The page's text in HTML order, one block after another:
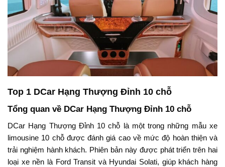
Top 1 DCar Hạng Thượng Đỉnh 10 chỗ
Tổng quan về DCar Hạng Thượng Đỉnh 10 chỗ
DCar Hạng Thượng Đỉnh 10 chỗ là một trong những mẫu xe
limousine 10 chỗ được đánh giá cao về mức độ hoàn thiện và
trải nghiệm hành khách. Phiên bản này được phát triển trên hai
loại xe nền là Ford Transit và Hyundai Solati, giúp khách hàng